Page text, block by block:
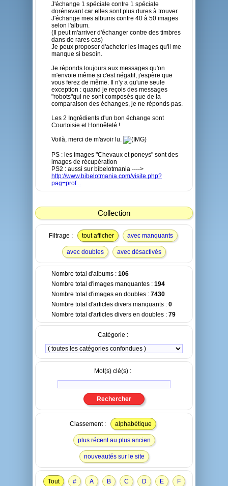
J'échange 1 spéciale contre 1 spéciale
dorénavant car elles sont plus dures à trouver.
J'échange mes albums contre 40 à 50 images
selon l'album.
(Il peut m'arriver d'échanger contre des timbres
dans de rares cas)
Je peux proposer d'acheter les images qu'il me
manque si besoin.
Je réponds toujours aux messages qu'on
m'envoie même si c'est négatif, j'espère que
vous ferez de même. Il n'y a qu'une seule
exception : quand je reçois des messages
"robots"qui ne sont composés que de la
comparaison des échanges, je ne réponds pas.
Les 2 Ingrédients d'un bon échange sont
Courtoisie et Honnêteté !
Voilà, merci de m'avoir lu.
PS : les images "Chevaux et poneys" sont des
images de récupération
PS2 : aussi sur bibelotmania ---->
http://www.bibelotmania.com/visite.php?
pag=prof...
Collection
Filtrage : tout afficher avec manquants
avec doubles avec désactivés
Nombre total d'albums : 106
Nombre total d'images manquantes : 194
Nombre total d'images en doubles : 7430
Nombre total d'articles divers manquants : 0
Nombre total d'articles divers en doubles : 79
Catégorie :
Mot(s) clé(s) :
Classement : alphabétique
plus récent au plus ancien
nouveautés sur le site
Tout # A B C D E F